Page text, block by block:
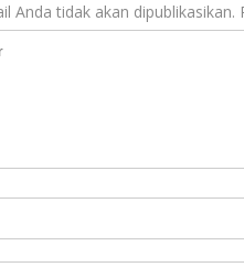
p
p
Anda tidak akan dipublikasikan.